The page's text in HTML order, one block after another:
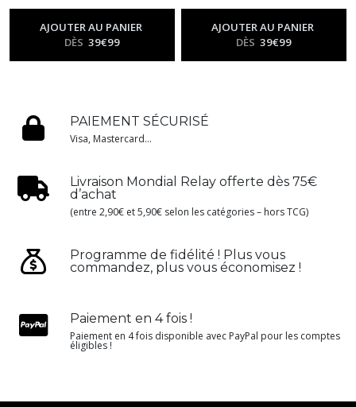
Cadeaux Officiels-Box
Mystère Goodies Et Figurines
AJOUTER AU PANIER
DÈS 39€99
Cadeaux Officiels-Box
Mystère Goodies Et Figurines
AJOUTER AU PANIER
DÈS 39€99
PAIEMENT SÉCURISÉ
Visa, Mastercard...
Livraison Mondial Relay offerte dès 75€
d’achat
(entre 2,90€ et 5,90€ selon les catégories – hors TCG)
Programme de fidélité ! Plus vous
commandez, plus vous économisez !
Paiement en 4 fois !
Paiement en 4 fois disponible avec PayPal pour les comptes
éligibles !